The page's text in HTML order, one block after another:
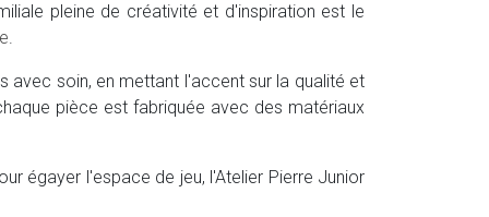
pleine de créativité et d'inspiration est le
.
avec soin, en mettant l'accent sur la qualité et
pièce est fabriquée avec des matériaux
égayer l'espace de jeu, l'Atelier Pierre Junior